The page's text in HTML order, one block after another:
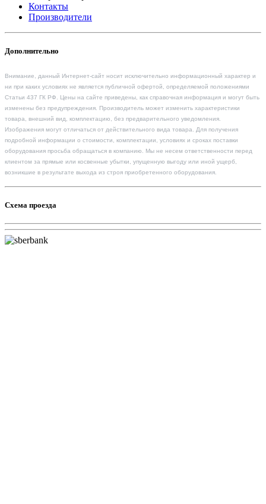
Контакты
Производители
Дополнительно
Внимание, данный Интернет-сайт носит исключительно информационный характер и
ни при каких условиях не является публичной офертой, определяемой положениями
Статьи 437 ГК РФ. Цены на сайте приведены, как справочная информация и могут быть
изменены без предупреждения. Производитель может изменить характеристики
товара, внешний вид, комплектацию, без предварительного уведомления.
Изображения могут отличаться от действительного вида товара. Для получения
подробной информации о стоимости, комплектации, условиях и сроках поставки
оборудования просьба обращаться в компанию. Мы не несем ответственности перед
клиентом за прямые или косвенные убытки, упущенную выгоду или иной ущерб,
возникшие в результате выхода из строя приобретенного оборудования.
Схема проезда